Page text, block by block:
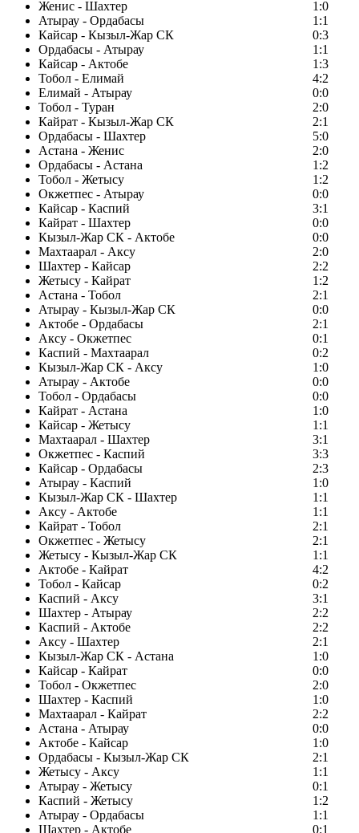
Женис - Шахтер
1:0
Атырау - Ордабасы
1:1
Кайсар - Кызыл-Жар СК
0:3
Ордабасы - Атырау
1:1
Кайсар - Актобе
1:3
Тобол - Елимай
4:2
Елимай - Атырау
0:0
Тобол - Туран
2:0
Кайрат - Кызыл-Жар СК
2:1
Ордабасы - Шахтер
5:0
Астана - Женис
2:0
Ордабасы - Астана
1:2
Тобол - Жетысу
1:2
Окжетпес - Атырау
0:0
Кайсар - Каспий
3:1
Кайрат - Шахтер
0:0
Кызыл-Жар СК - Актобе
0:0
Махтаарал - Аксу
2:0
Шахтер - Кайсар
2:2
Жетысу - Кайрат
1:2
Астана - Тобол
2:1
Атырау - Кызыл-Жар СК
0:0
Актобе - Ордабасы
2:1
Аксу - Окжетпес
0:1
Каспий - Махтаарал
0:2
Кызыл-Жар СК - Аксу
1:0
Атырау - Актобе
0:0
Тобол - Ордабасы
0:0
Кайрат - Астана
1:0
Кайсар - Жетысу
1:1
Махтаарал - Шахтер
3:1
Окжетпес - Каспий
3:3
Кайсар - Ордабасы
2:3
Атырау - Каспий
1:0
Кызыл-Жар СК - Шахтер
1:1
Аксу - Актобе
1:1
Кайрат - Тобол
2:1
Окжетпес - Жетысу
2:1
Жетысу - Кызыл-Жар СК
1:1
Актобе - Кайрат
4:2
Тобол - Кайсар
0:2
Каспий - Аксу
3:1
Шахтер - Атырау
2:2
Каспий - Актобе
2:2
Аксу - Шахтер
2:1
Кызыл-Жар СК - Астана
1:0
Кайсар - Кайрат
0:0
Тобол - Окжетпес
2:0
Шахтер - Каспий
1:0
Махтаарал - Кайрат
2:2
Астана - Атырау
0:0
Актобе - Кайсар
1:0
Ордабасы - Кызыл-Жар СК
2:1
Жетысу - Аксу
1:1
Атырау - Жетысу
0:1
Каспий - Жетысу
1:2
Атырау - Ордабасы
1:1
Шахтер - Актобе
0:1